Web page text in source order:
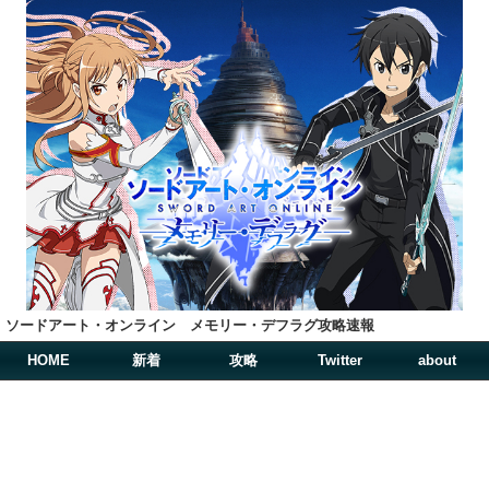
ソードアート・オンライン メモリー・デフラグ攻略速報
HOME 新着 攻略 Twitter about